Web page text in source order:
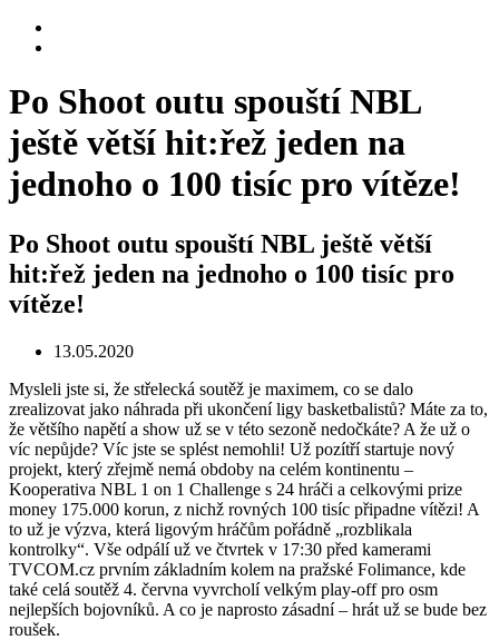
Po Shoot outu spouští NBL
ještě větší hit:řež jeden na
jednoho o 100 tisíc pro vítěze!
Po Shoot outu spouští NBL ještě větší
hit:řež jeden na jednoho o 100 tisíc pro
vítěze!
13.05.2020
Mysleli jste si, že střelecká soutěž je maximem, co se dalo
zrealizovat jako náhrada při ukončení ligy basketbalistů? Máte za to,
že většího napětí a show už se v této sezoně nedočkáte? A že už o
víc nepůjde? Víc jste se splést nemohli! Už pozítří startuje nový
projekt, který zřejmě nemá obdoby na celém kontinentu –
Kooperativa NBL 1 on 1 Challenge s 24 hráči a celkovými prize
money 175.000 korun, z nichž rovných 100 tisíc připadne vítězi! A
to už je výzva, která ligovým hráčům pořádně „rozblikala
kontrolky“. Vše odpálí už ve čtvrtek v 17:30 před kamerami
TVCOM.cz prvním základním kolem na pražské Folimance, kde
také celá soutěž 4. června vyvrcholí velkým play-off pro osm
nejlepších bojovníků. A co je naprosto zásadní – hrát už se bude bez
roušek.